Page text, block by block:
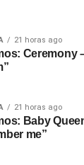
21 horas ago
Ceremony
21 horas ago
Baby
me”